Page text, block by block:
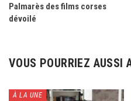
Palmarès des films corses
dévoilé
VOUS POURRIEZ AUSSI
À LA UNE